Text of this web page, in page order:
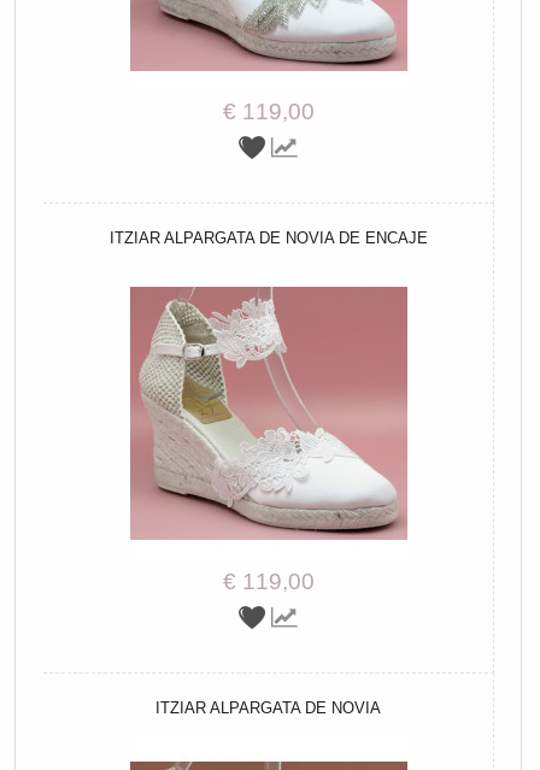
€ 119,00
ITZIAR ALPARGATA DE NOVIA DE ENCAJE
€ 119,00
ITZIAR ALPARGATA DE NOVIA